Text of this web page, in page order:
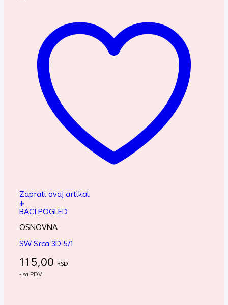
Zaprati ovaj artikal
+
BACI POGLED
OSNOVNA
SW Srca 3D 5/1
115,00 RSD
- sa PDV